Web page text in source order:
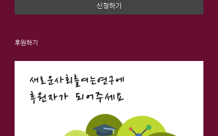
후원하기